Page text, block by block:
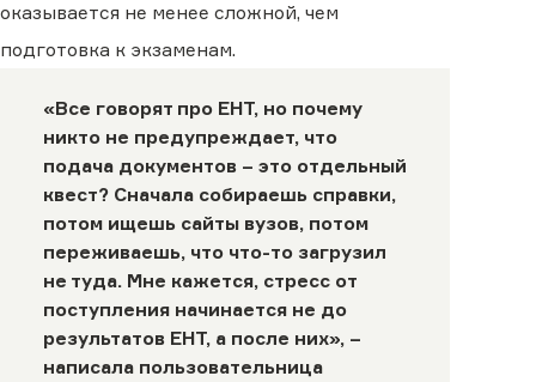
оказывается не менее сложной, чем
подготовка к экзаменам.
«Все говорят про ЕНТ, но почему
никто не предупреждает, что
подача документов – это отдельный
квест? Сначала собираешь справки,
потом ищешь сайты вузов, потом
переживаешь, что что-то загрузил
не туда. Мне кажется, стресс от
поступления начинается не до
результатов ЕНТ, а после них», –
написала пользовательница